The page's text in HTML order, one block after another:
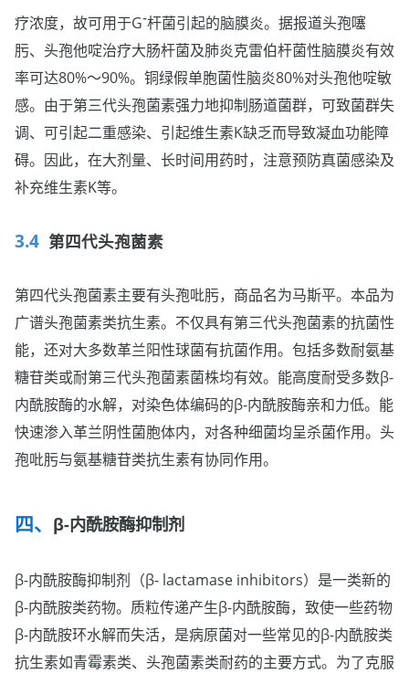
疗浓度，故可用于G-杆菌引起的脑膜炎。据报道头孢噻
肟、头孢他啶治疗大肠杆菌及肺炎克雷伯杆菌性脑膜炎有效
率可达80%～90%。铜绿假单胞菌性脑炎80%对头孢他啶敏
感。由于第三代头孢菌素强力地抑制肠道菌群，可致菌群失
调、可引起二重感染、引起维生素K缺乏而导致凝血功能障
碍。因此，在大剂量、长时间用药时，注意预防真菌感染及
补充维生素K等。
第四代头孢菌素
第四代头孢菌素主要有头孢吡肟，商品名为马斯平。本品为
广谱头孢菌素类抗生素。不仅具有第三代头孢菌素的抗菌性
能，还对大多数革兰阳性球菌有抗菌作用。包括多数耐氨基
糖苷类或耐第三代头孢菌素菌株均有效。能高度耐受多数β-
内酰胺酶的水解，对染色体编码的β-内酰胺酶亲和力低。能
快速渗入革兰阴性菌胞体内，对各种细菌均呈杀菌作用。头
孢吡肟与氨基糖苷类抗生素有协同作用。
β-内酰胺酶抑制剂
β-内酰胺酶抑制剂（β- lactamase inhibitors）是一类新的
β-内酰胺类药物。质粒传递产生β-内酰胺酶，致使一些药物
β-内酰胺环水解而失活，是病原菌对一些常见的β-内酰胺类
抗生素如青霉素类、头孢菌素类耐药的主要方式。为了克服